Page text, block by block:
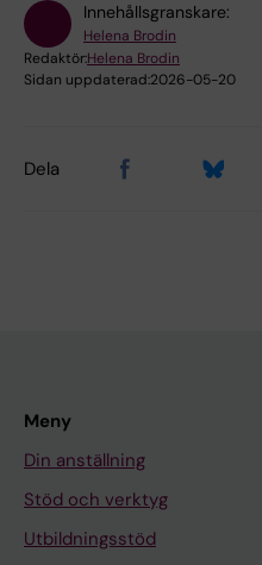
Innehållsgranskare:
Helena Brodin
Redaktör:Helena Brodin
Sidan uppdaterad:2026-05-20
Dela
Meny
Din anställning
Stöd och verktyg
Utbildningsstöd